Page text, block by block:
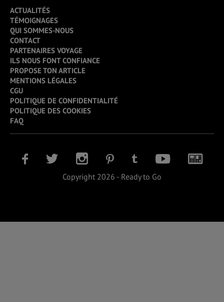
ACTUALITÉS
TÉMOIGNAGES
QUI SOMMES-NOUS
CONTACT
PARTENAIRES VOYAGE
ILS NOUS FONT CONFIANCE
PROPOSE TON ARTICLE
MENTIONS LÉGALES
CGU
POLITIQUE DE CONFIDENTIALITÉ
POLITIQUE DES COOKIES
FAQ
Copyright 2026 - Ready to Go